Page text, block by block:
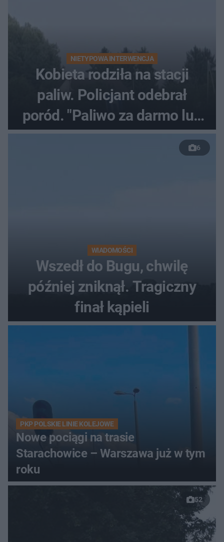
NIETYPOWA INTERWENCJA
Kobieta rodziła na stacji
paliw. Policjant odebrał
poród. "Paliwo za darmo lub
50 %!"
6
WIADOMOŚCI
Wszedł do Bugu, chwilę
później zniknął. Tragiczny
finał kąpieli
PKP POLSKIE LINIE KOLEJOWE
Nowe pociągi na trasie
Starachowice – Warszawa już w tym
roku
52